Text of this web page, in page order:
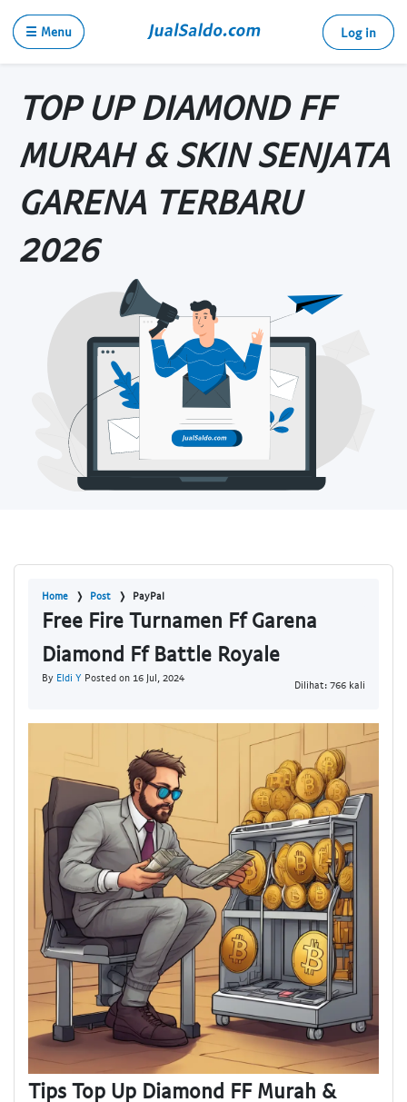
☰ Menu Log in
TOP UP DIAMOND FF
MURAH & SKIN SENJATA
GARENA TERBARU
2026
Home Post PayPal
Free Fire Turnamen Ff Garena
Diamond Ff Battle Royale
By Eldi Y Posted on 16 Jul, 2024
Dilihat: 766 kali
Tips Top Up Diamond FF Murah &